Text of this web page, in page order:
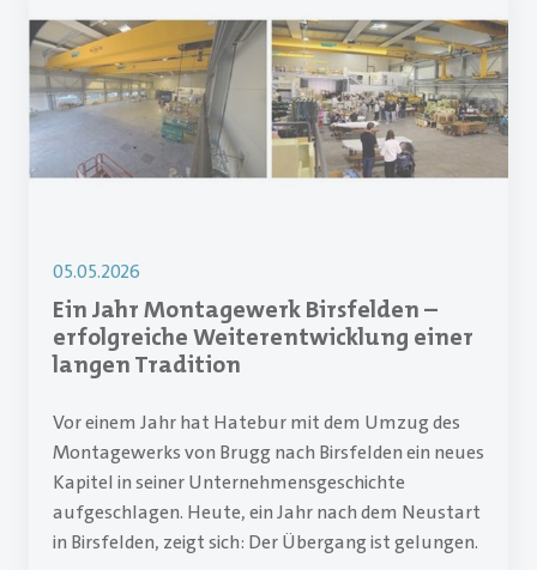
05.05.2026
Ein Jahr Montagewerk Birsfelden –
erfolgreiche Weiterentwicklung einer
langen Tradition
Vor einem Jahr hat Hatebur mit dem Umzug des
Montagewerks von Brugg nach Birsfelden ein neues
Kapitel in seiner Unternehmensgeschichte
aufgeschlagen. Heute, ein Jahr nach dem Neustart
in Birsfelden, zeigt sich: Der Übergang ist gelungen.